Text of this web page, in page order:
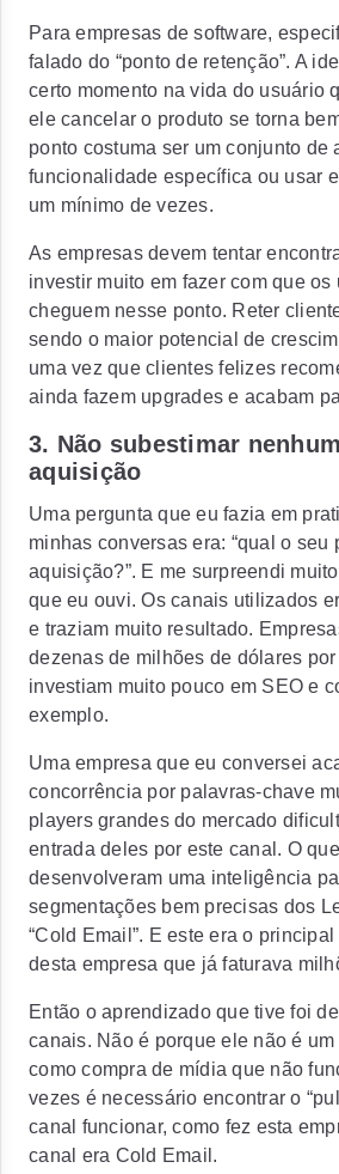
Para empresas de software,
falado do “ponto de retenção”. A
certo momento na vida do usuário
ele cancelar o produto se torna
ponto costuma ser um conjunto de
funcionalidade específica ou usar
um mínimo de vezes.
As empresas devem tentar
investir muito em fazer com que
cheguem nesse ponto. Reter
sendo o maior potencial de
uma vez que clientes felizes
ainda fazem upgrades e acabam
3. Não subestimar
aquisição
Uma pergunta que eu fazia em
minhas conversas era: “qual o
aquisição?”. E me surpreendi
que eu ouvi. Os canais utilizados
e traziam muito resultado.
dezenas de milhões de dólares
investiam muito pouco em SEO e
exemplo.
Uma empresa que eu conversei
concorrência por palavras-chave
players grandes do mercado
entrada deles por este canal. O
desenvolveram uma inteligência
segmentações bem precisas dos
“Cold Email”. E este era o
desta empresa que já faturava
Então o aprendizado que tive foi
canais. Não é porque ele não é um
como compra de mídia que não
vezes é necessário encontrar o
canal funcionar, como fez esta
canal era Cold Email.